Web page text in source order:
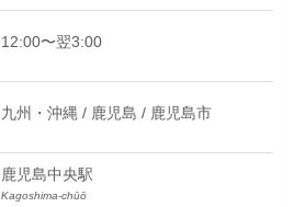
12:00〜翌3:00
九州・沖縄 / 鹿児島 / 鹿児島市
鹿児島中央駅
Kagoshima-chūō